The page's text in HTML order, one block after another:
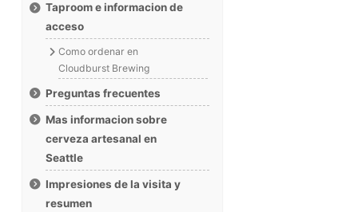
Taproom e informacion de
acceso
Como ordenar en
Cloudburst Brewing
Preguntas frecuentes
Mas informacion sobre
cerveza artesanal en
Seattle
Impresiones de la visita y
resumen